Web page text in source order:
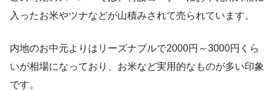
入ったお米やツナなどが山積みされて売られています。
内地のお中元よりはリーズナブルで2000円～3000円くら
いが相場になっており、お米など実用的なものが多い印象
です。